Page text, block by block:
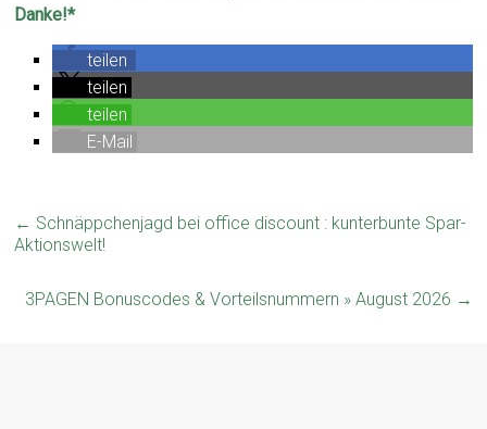
Danke!*
teilen
teilen
teilen
E-Mail
← Schnäppchenjagd bei office discount : kunterbunte Spar-
Aktionswelt!
3PAGEN Bonuscodes & Vorteilsnummern » August 2026 →